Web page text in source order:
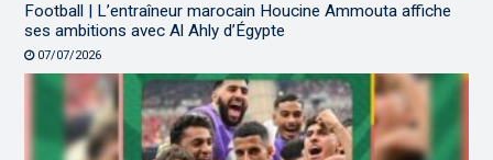
Football | L’entraîneur marocain Houcine Ammouta affiche
ses ambitions avec Al Ahly d’Égypte
07/07/2026